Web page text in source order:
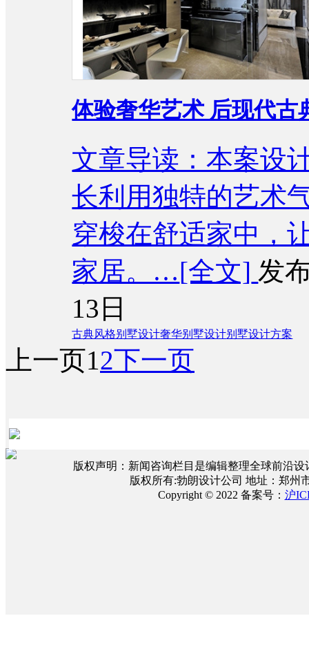
体验奢华艺术 后现代古
文章导读：本案设
长利用独特的艺术
穿梭在舒适家中，
家居。…[全文] 发
13日
古典风格别墅设计奢华别墅设计别墅设计方案
上一页12下一页
版权声明：新闻咨询栏目是编辑整理全球前沿
版权所有:勃朗设计公司 地址：郑州
Copyright © 2022 备案号： 沪